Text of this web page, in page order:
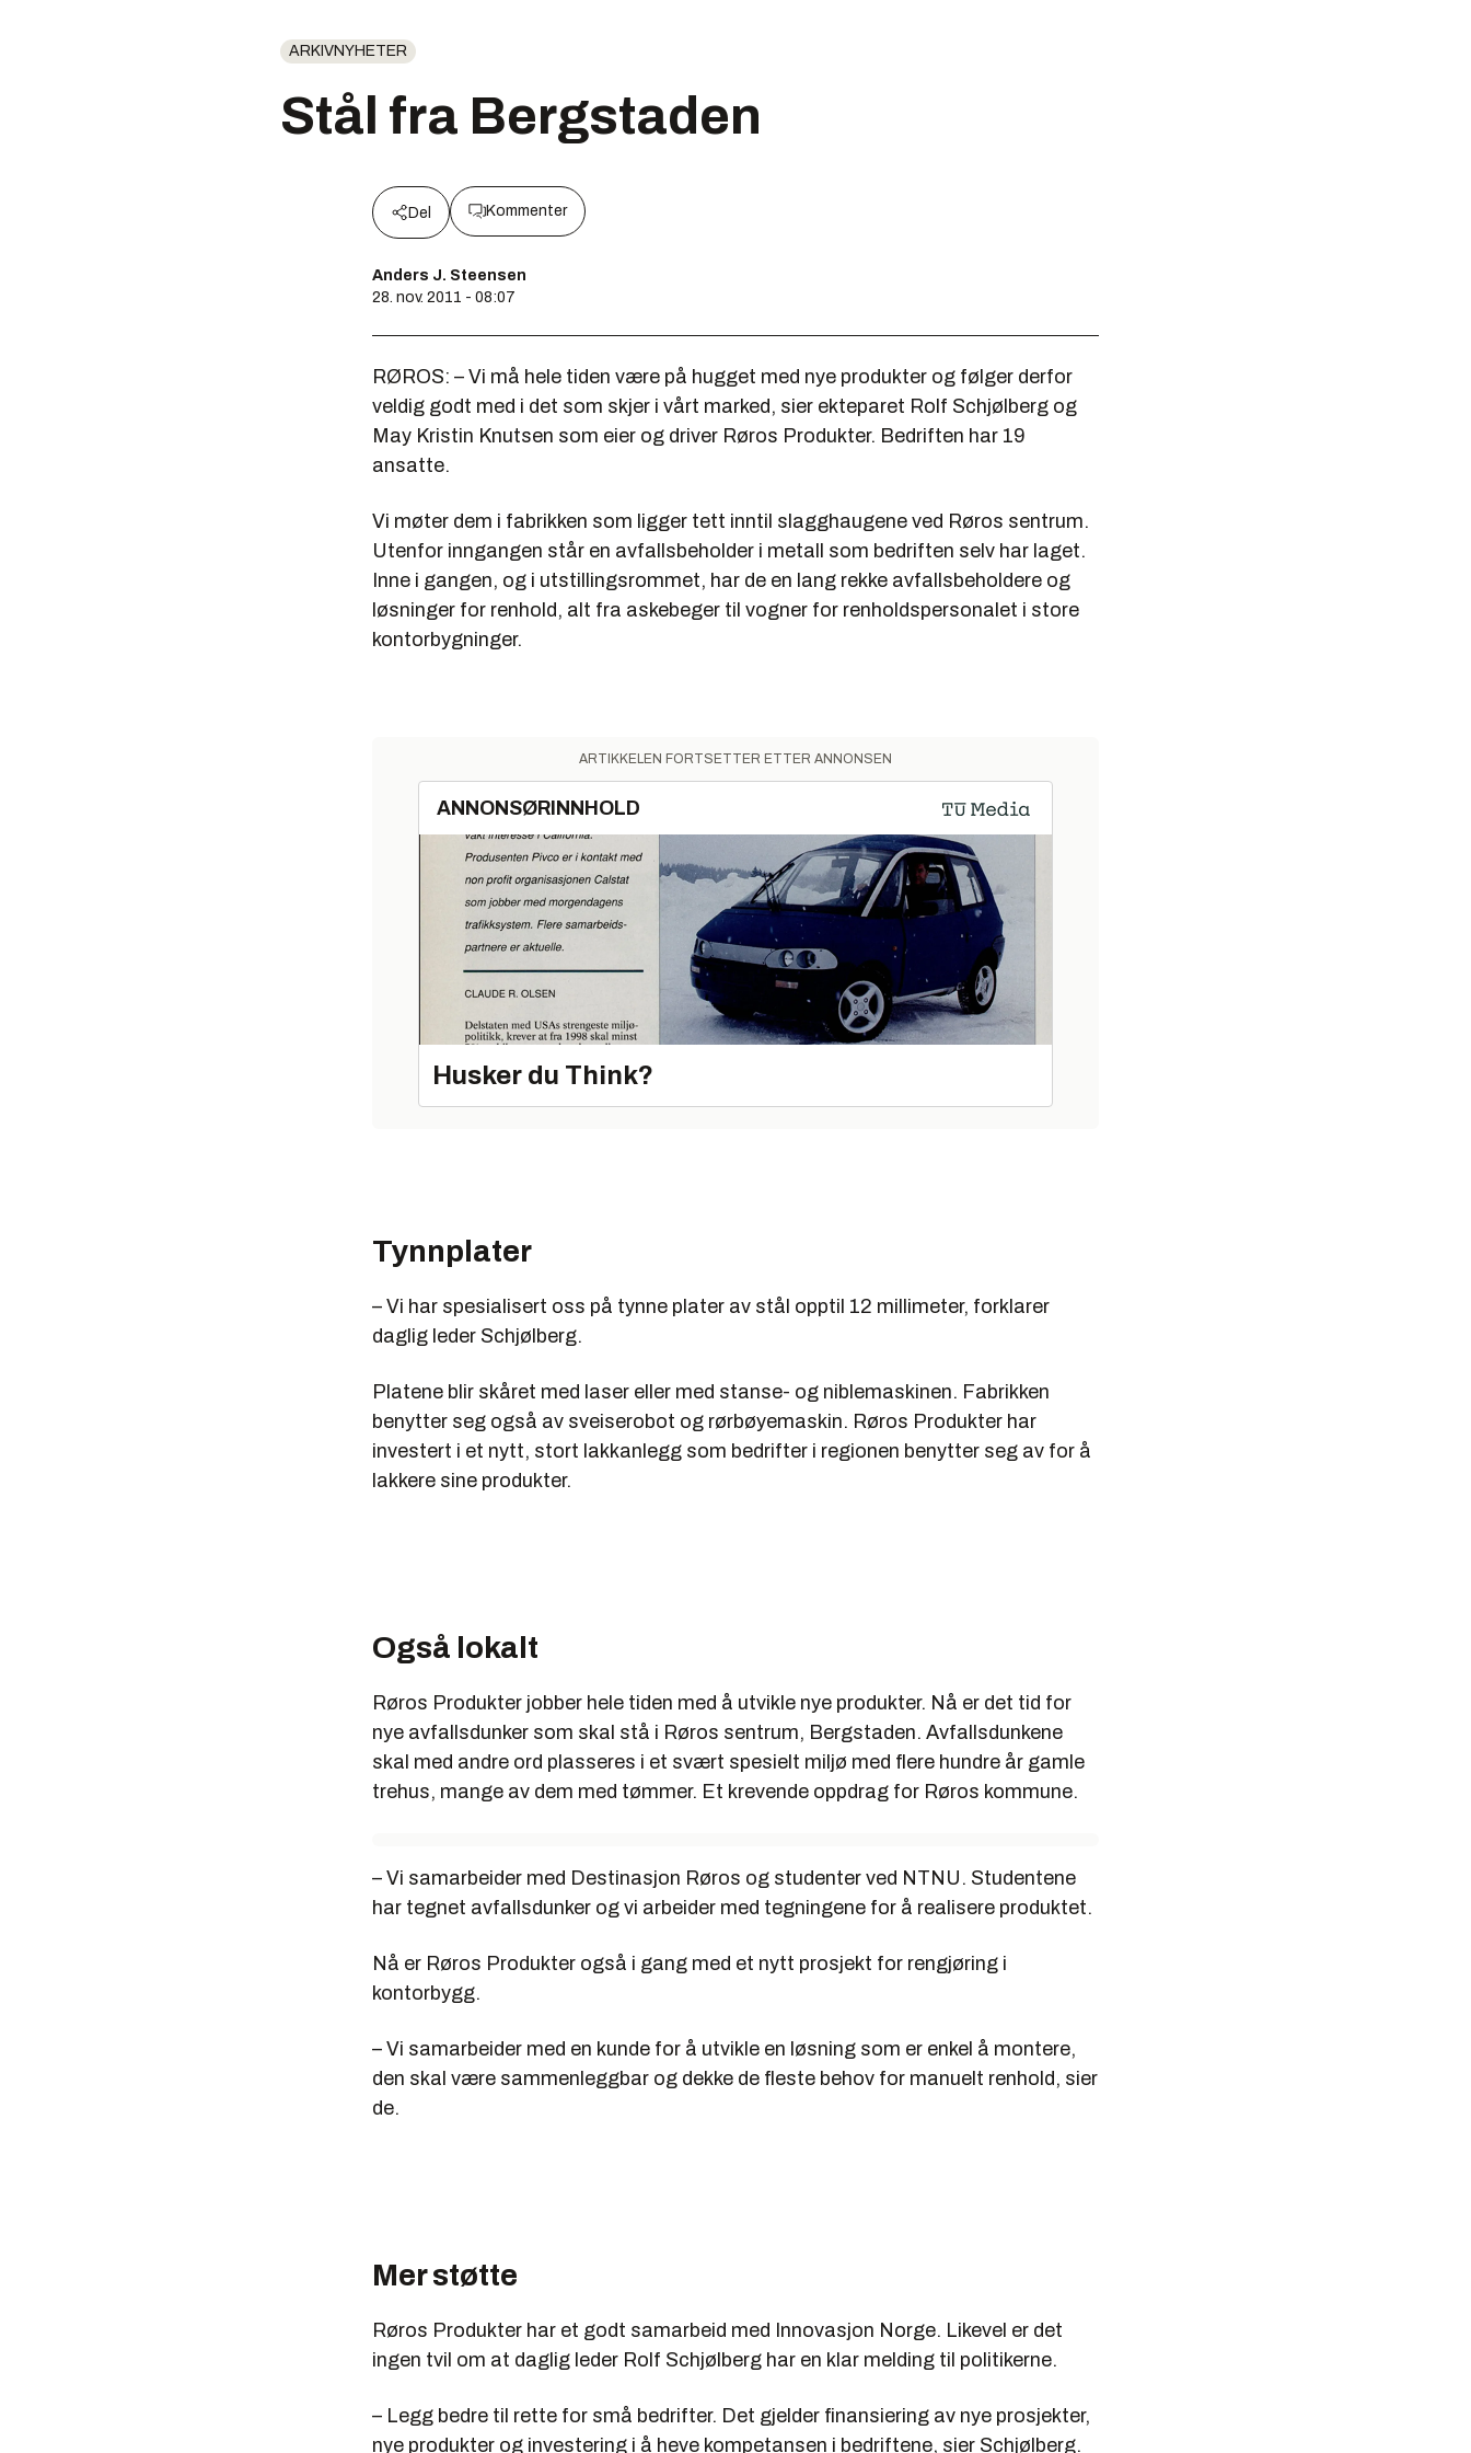
ARKIVNYHETER
Stål fra Bergstaden
Del Kommenter
Anders J. Steensen
28. nov. 2011 - 08:07
RØROS: – Vi må hele tiden være på hugget med nye produkter og følger derfor
veldig godt med i det som skjer i vårt marked, sier ekteparet Rolf Schjølberg og
May Kristin Knutsen som eier og driver Røros Produkter. Bedriften har 19
ansatte.
Vi møter dem i fabrikken som ligger tett inntil slagghaugene ved Røros sentrum.
Utenfor inngangen står en avfallsbeholder i metall som bedriften selv har laget.
Inne i gangen, og i utstillingsrommet, har de en lang rekke avfallsbeholdere og
løsninger for renhold, alt fra askebeger til vogner for renholdspersonalet i store
kontorbygninger.
ARTIKKELEN FORTSETTER ETTER ANNONSEN
ANNONSØRINNHOLD
Husker du Think?
Tynnplater
– Vi har spesialisert oss på tynne plater av stål opptil 12 millimeter, forklarer
daglig leder Schjølberg.
Platene blir skåret med laser eller med stanse- og niblemaskinen. Fabrikken
benytter seg også av sveiserobot og rørbøyemaskin. Røros Produkter har
investert i et nytt, stort lakkanlegg som bedrifter i regionen benytter seg av for å
lakkere sine produkter.
Også lokalt
Røros Produkter jobber hele tiden med å utvikle nye produkter. Nå er det tid for
nye avfallsdunker som skal stå i Røros sentrum, Bergstaden. Avfallsdunkene
skal med andre ord plasseres i et svært spesielt miljø med flere hundre år gamle
trehus, mange av dem med tømmer. Et krevende oppdrag for Røros kommune.
– Vi samarbeider med Destinasjon Røros og studenter ved NTNU. Studentene
har tegnet avfallsdunker og vi arbeider med tegningene for å realisere produktet.
Nå er Røros Produkter også i gang med et nytt prosjekt for rengjøring i
kontorbygg.
– Vi samarbeider med en kunde for å utvikle en løsning som er enkel å montere,
den skal være sammenleggbar og dekke de fleste behov for manuelt renhold, sier
de.
Mer støtte
Røros Produkter har et godt samarbeid med Innovasjon Norge. Likevel er det
ingen tvil om at daglig leder Rolf Schjølberg har en klar melding til politikerne.
– Legg bedre til rette for små bedrifter. Det gjelder finansiering av nye prosjekter,
nye produkter og investering i å heve kompetansen i bedriftene, sier Schjølberg.